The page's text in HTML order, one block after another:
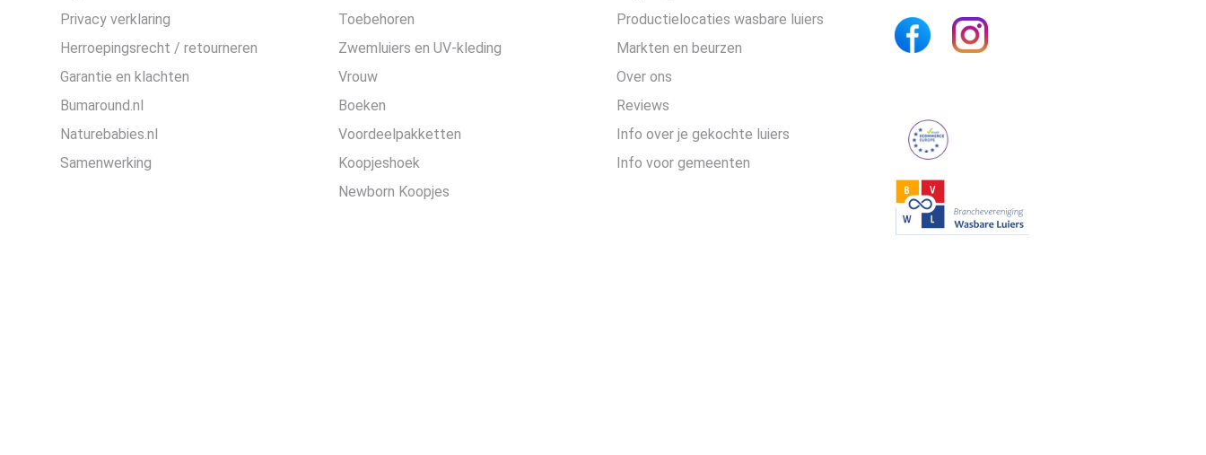
Privacy verklaring
Herroepingsrecht / retourneren
Garantie en klachten
Bumaround.nl
Naturebabies.nl
Samenwerking
Toebehoren
Zwemluiers en UV-kleding
Vrouw
Boeken
Voordeelpakketten
Koopjeshoek
Newborn Koopjes
Productielocaties wasbare luiers
Markten en beurzen
Over ons
Reviews
Info over je gekochte luiers
Info voor gemeenten